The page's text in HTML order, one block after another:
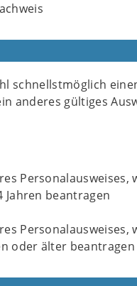
schnellstmöglich
anderes gültiges
Personalausweises,
beantragen
Personalausweises,
oder älter beantragen